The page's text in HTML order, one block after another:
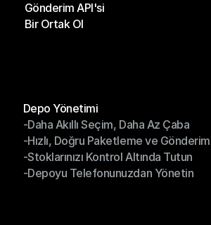
E-Ticaret Platformları
Gönderim API'si
Gönderim API'si
Bir Ortak Ol
Depo Yönetimi
Depo Yönetimi
-Daha Akıllı Seçim, Daha Az Çaba
-Daha Akıllı Seçim, Daha Az Çaba
-Hızlı, Doğru Paketleme ve Gönderim
-Hızlı, Doğru Paketleme ve Gönderim
-Stoklarınızı Kontrol Altında Tutun
-Stoklarınızı Kontrol Altında Tutun
-Depoyu Telefonunuzdan Yönetin